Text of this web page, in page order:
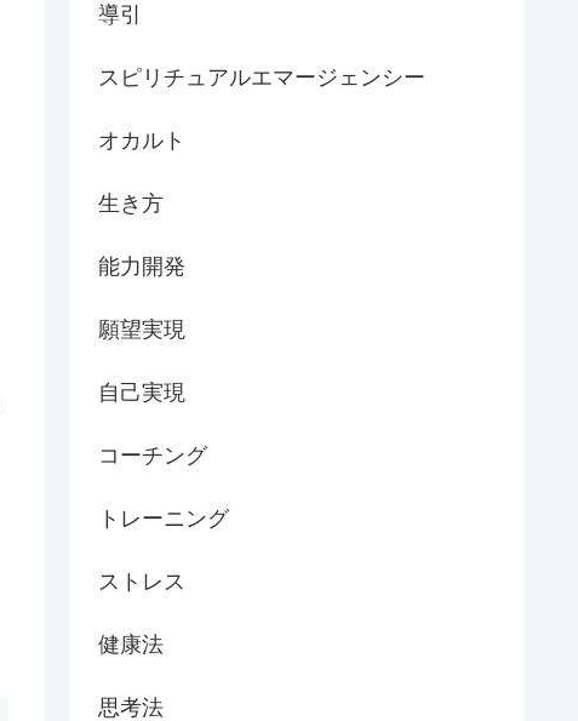
導引
スピリチュアルエマージェンシー
オカルト
生き方
能力開発
願望実現
自己実現
コーチング
トレーニング
ストレス
健康法
思考法